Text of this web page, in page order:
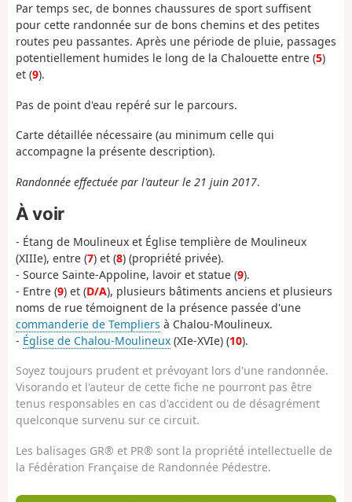
Par temps sec, de bonnes chaussures de sport suffisent
pour cette randonnée sur de bons chemins et des petites
routes peu passantes. Après une période de pluie, passages
potentiellement humides le long de la Chalouette entre (5)
et (9).
Pas de point d'eau repéré sur le parcours.
Carte détaillée nécessaire (au minimum celle qui
accompagne la présente description).
Randonnée effectuée par l'auteur le 21 juin 2017.
À voir
- Étang de Moulineux et Église templière de Moulineux
(XIIIe), entre (7) et (8) (propriété privée).
- Source Sainte-Appoline, lavoir et statue (9).
- Entre (9) et (D/A), plusieurs bâtiments anciens et plusieurs
noms de rue témoignent de la présence passée d'une
commanderie de Templiers à Chalou-Moulineux.
- Église de Chalou-Moulineux (XIe-XVIe) (10).
Soyez toujours prudent et prévoyant lors d'une randonnée.
Visorando et l'auteur de cette fiche ne pourront pas être
tenus responsables en cas d'accident ou de désagrément
quelconque survenu sur ce circuit.
Les balisages GR® et PR® sont la propriété intellectuelle de
la Fédération Française de Randonnée Pédestre.